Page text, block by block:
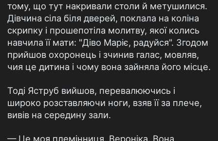
тому, що тут накривали столи й метушилися.
Дівчина сіла біля дверей, поклала на коліна
скрипку і прошепотіла молитву, якої колись
навчила її мати: "Діво Маріє, радуйся". Згодом
прийшов охоронець і зчинив галас, мовляв,
чия це дитина і чому вона зайняла його місце.
Тоді Яструб вийшов, перевалюючись і
широко розставляючи ноги, взяв її за плече,
вивів на середину зали.
— Це моя племінниця, Вероніка. Вона